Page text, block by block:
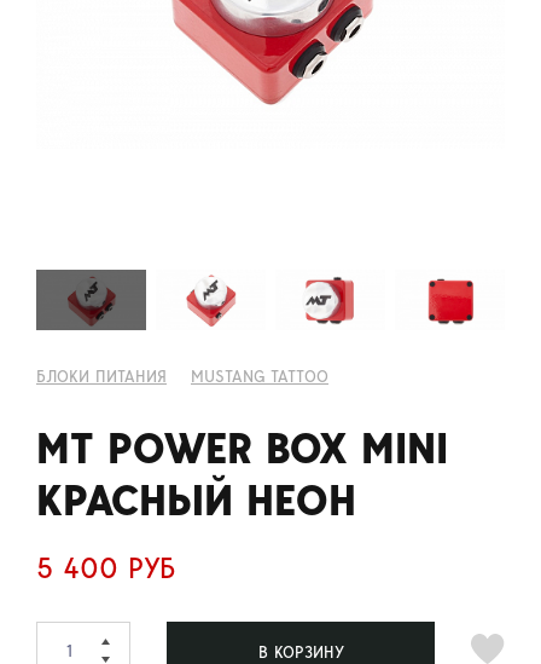
БЛОКИ ПИТАНИЯ MUSTANG TATTOO
MT POWER BOX MINI
КРАСНЫЙ НЕОН
5 400 РУБ
В КОРЗИНУ